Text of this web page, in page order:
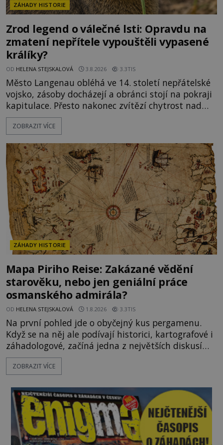
ZÁHADY HISTORIE
Zrod legend o válečné lsti: Opravdu na
zmatení nepřítele vypouštěli vypasené
králíky?
OD HELENA STEJSKALOVÁ 3.8.2026 3.3TIS
Město Langenau obléhá ve 14. století nepřátelské
vojsko, zásoby docházejí a obránci stojí na pokraji
kapitulace. Přesto nakonec zvítězí chytrost nad
hrubou silou. Podle staré německé legendy vypustí
obyvatelé za hradby dobře živeného králíka, aby
dost. Čas pracuje pro obléhatele. Ve městě ubývají
zásoby a každý den znamená další porci strádá
ZOBRAZIT VÍCE
ZÁHADY HISTORIE
Mapa Piriho Reise: Zakázané vědění
starověku, nebo jen geniální práce
osmanského admirála?
OD HELENA STEJSKALOVÁ 1.8.2026 3.3TIS
Na první pohled jde o obyčejný kus pergamenu.
Když se na něj ale podívají historici, kartografové i
záhadologové, začíná jedna z největších diskusí
moderní historie. Osmanský admirál Piri Reis roku
1513 kreslí mapu světa, která překvapuje
ní vidí důkaz ztracené civilizace nebo dokonce
znalost Antarktidy dávno před jejím objevením.
Jiní tvrdí,
ZOBRAZIT VÍCE